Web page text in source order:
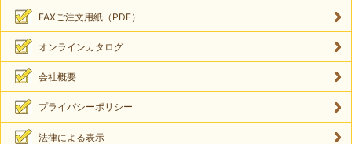
FAXご注文用紙（PDF）
オンラインカタログ
会社概要
プライバシーポリシー
法律による表示